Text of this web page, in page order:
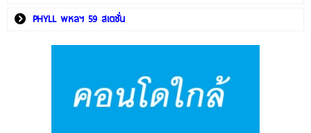
PHYLL พหลฯ 59 สเตชั่น